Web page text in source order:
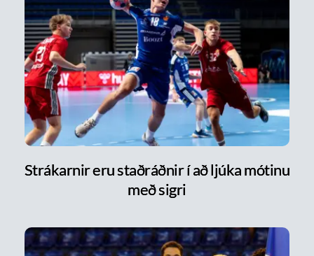
Strákarnir eru staðráðnir í að ljúka mótinu
með sigri